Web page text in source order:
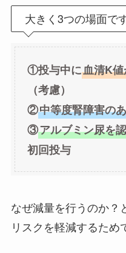
大きく3つの場面で
①投与中に血清K
（考慮）
②中等度腎障害の
③アルブミン尿を
初回投与
なぜ減量を行うのか？
リスクを軽減するため